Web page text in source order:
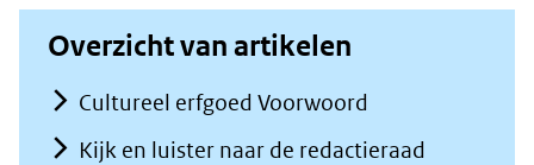
website)
Overzicht van artikelen
Cultureel erfgoed Voorwoord
Kijk en luister naar de redactieraad